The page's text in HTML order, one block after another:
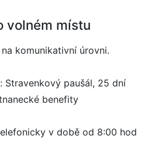
volném místu
komunikativní úrovni.
Stravenkový paušál, 25 dní
benefity
v době od 8:00 hod